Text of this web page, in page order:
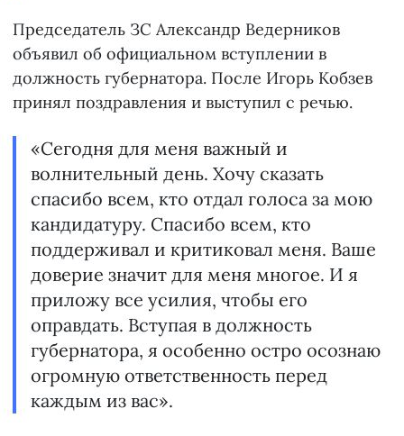
Председатель ЗС Александр Ведерников
объявил об официальном вступлении в
должность губернатора. После Игорь Кобзев
принял поздравления и выступил с речью.
«Сегодня для меня важный и
волнительный день. Хочу сказать
спасибо всем, кто отдал голоса за мою
кандидатуру. Спасибо всем, кто
поддерживал и критиковал меня. Ваше
доверие значит для меня многое. И я
приложу все усилия, чтобы его
оправдать. Вступая в должность
губернатора, я особенно остро осознаю
огромную ответственность перед
каждым из вас».